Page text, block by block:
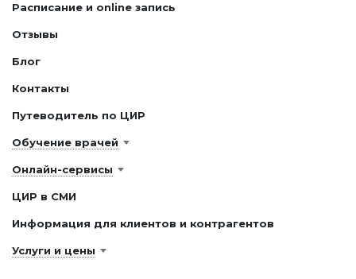
Расписание и online запись
Отзывы
Блог
Контакты
Путеводитель по ЦИР
Обучение врачей
Онлайн-сервисы
ЦИР в СМИ
Информация для клиентов и контрагентов
Услуги и цены